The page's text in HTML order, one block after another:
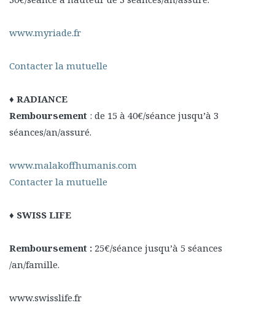
www.myriade.fr
Contacter la mutuelle
♦ RADIANCE
Remboursement : de 15 à 40€/séance jusqu’à 3
séances/an/assuré.
www.malakoffhumanis.com
Contacter la mutuelle
♦ SWISS LIFE
Remboursement : 25€/séance jusqu’à 5 séances
/an/famille.
www.swisslife.fr